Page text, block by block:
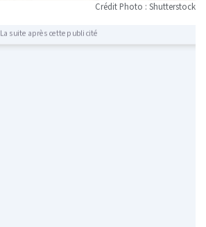
Crédit Photo : Shutterstock
La suite après cette publicité